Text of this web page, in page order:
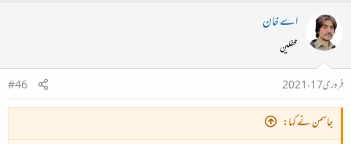
اے خان
محفلین
فروری 17، 2021
#46
جاسمن نے کہا: